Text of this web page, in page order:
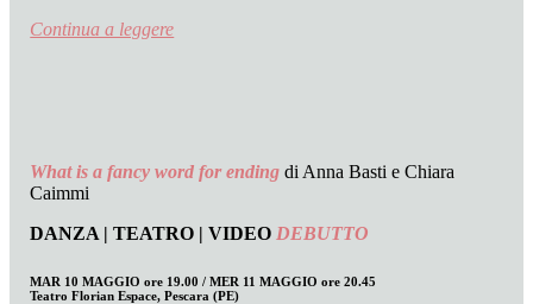
Continua a leggere
What is a fancy word for ending di Anna Basti e Chiara
Caimmi
DANZA | TEATRO | VIDEO DEBUTTO
MAR 10 MAGGIO ore 19.00 / MER 11 MAGGIO ore 20.45
Teatro Florian Espace, Pescara (PE)